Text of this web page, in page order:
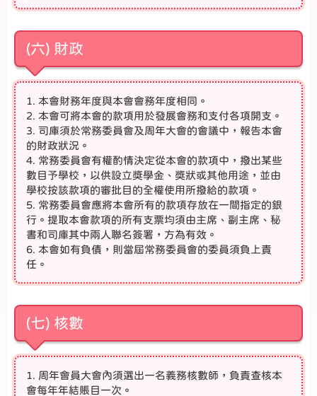
(六) 財政
1. 本會財務年度與本會會務年度相同。
2. 本會可將本會的款項用於發展會務和支付各項開支。
3. 司庫須於常務委員會及周年大會的會議中，報告本會
的財政狀況。
4. 常務委員會有權酌情決定從本會的款項中，撥出某些
數目予學校，以供設立獎學金、獎狀或其他用途，並由
學校按該款項的審批目的全權使用所撥給的款項。
5. 常務委員會應將本會所有的款項存放在一間指定的銀
行。提取本會款項的所有支票均須由主席、副主席、秘
書和司庫其中兩人聯名簽署，方為有效。
6. 本會如有負債，則當屆常務委員會的委員須負上責
任。
(七) 核數
1. 周年會員大會內須選出一名義務核數師，負責查核本
會每年年結賬目一次。